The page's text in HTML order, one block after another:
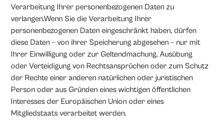
Verarbeitung Ihrer personenbezogenen Daten zu
verlangen.Wenn Sie die Verarbeitung Ihrer
personenbezogenen Daten eingeschränkt haben, dürfen
diese Daten – von ihrer Speicherung abgesehen – nur mit
Ihrer Einwilligung oder zur Geltendmachung, Ausübung
oder Verteidigung von Rechtsansprüchen oder zum Schutz
der Rechte einer anderen natürlichen oder juristischen
Person oder aus Gründen eines wichtigen öffentlichen
Interesses der Europäischen Union oder eines
Mitgliedstaats verarbeitet werden.